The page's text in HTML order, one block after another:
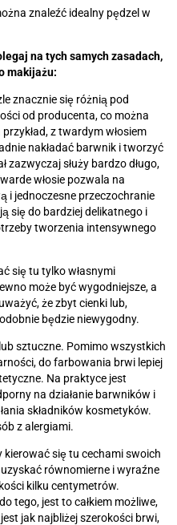
znaleźć idealny pędzel w
na tych samych zasadach,
makijażu:
znacznie się różnią pod
od producenta, co można
z twardym włosiem
nakładać barwnik i tworzyć
zazwyczaj służy bardzo długo,
włosie pozwala na
i jednoczesne przeczochranie
się do bardziej delikatnego i
tworzenia intensywnego
się tu tylko własnymi
może być wygodniejsze, a
że zbyt cienki lub,
będzie niewygodny.
sztuczne. Pomimo wszystkich
do farbowania brwi lepiej
Na praktyce jest
na działanie barwników i
składników kosmetyków.
z alergiami.
kierować się tu cechami swoich
równomierne i wyraźne
kilku centymetrów.
tego, jest to całkiem możliwe,
jak najbliżej szerokości brwi,